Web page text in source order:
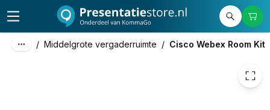
/ Middelgrote vergaderruimte / Cisco Webex Room Kit
10.455,05 excl. btw
12.650,61 incl. btw